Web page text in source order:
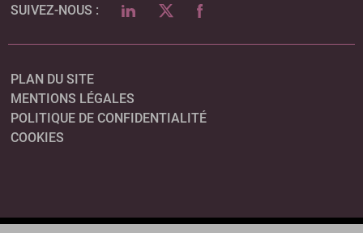
SUIVEZ-NOUS : LINKEDINTWITTERFACEBOOK
PLAN DU SITE
MENTIONS LÉGALES
POLITIQUE DE CONFIDENTIALITÉ
COOKIES